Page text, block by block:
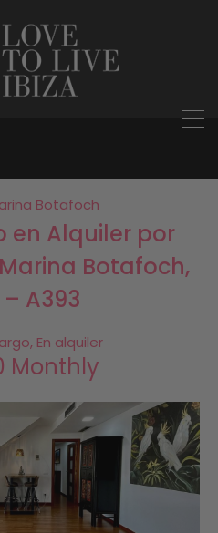
Botafoch
Alquiler por
Botafoch,
A393
En alquiler
Monthly